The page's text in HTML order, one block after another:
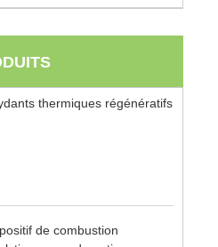
thermiques régénératifs
de combustion